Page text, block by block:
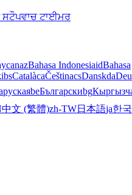
ਟਾਈਮਰ
azBahasa IndonesiaidBahasa
bsCatalàcaČeštinacsDanskda
beБългарскиbg
中文 (繁體)zh-TW日本語ja한